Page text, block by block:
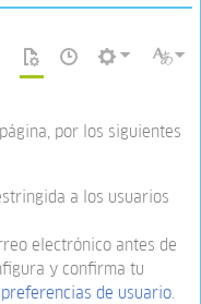
por los siguientes
a los usuarios
electrónico antes de
y confirma tu
preferencias de usuario